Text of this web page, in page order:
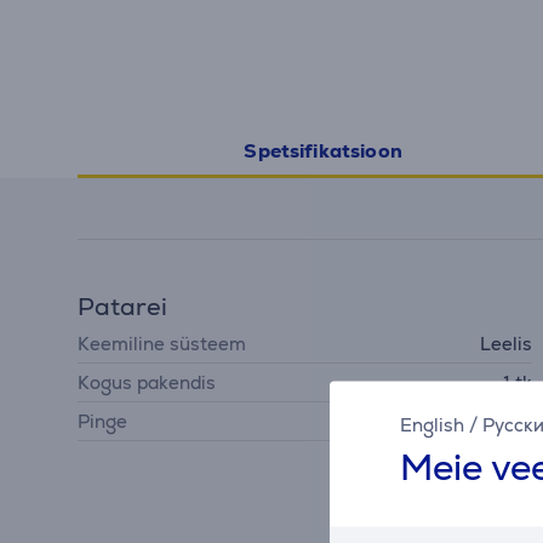
English /
Meie
Spetsifikatsioon
Patarei
Keemiline süsteem
Leelis
Kogus pakendis
1 tk
Pinge
9 V